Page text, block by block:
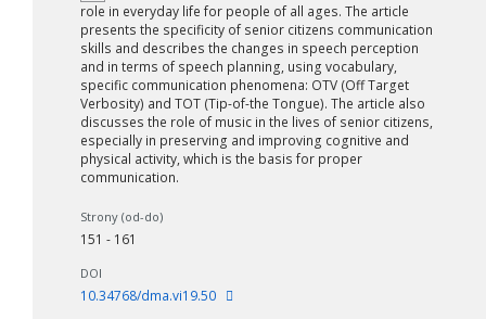
role in everyday life for people of all ages. The article
presents the specificity of senior citizens communication
skills and describes the changes in speech perception
and in terms of speech planning, using vocabulary,
specific communication phenomena: OTV (Off Target
Verbosity) and TOT (Tip-of-the Tongue). The article also
discusses the role of music in the lives of senior citizens,
especially in preserving and improving cognitive and
physical activity, which is the basis for proper
communication.
Strony (od-do)
151 - 161
DOI
10.34768/dma.vi19.50